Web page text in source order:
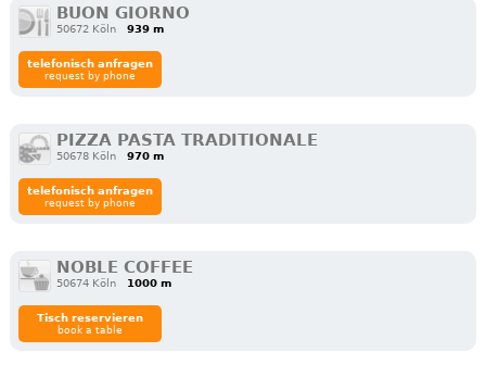
BUON GIORNO
50672 Köln 939 m
telefonisch anfragen
request by phone
PIZZA PASTA TRADITIONALE
50678 Köln 970 m
telefonisch anfragen
request by phone
NOBLE COFFEE
50674 Köln 1000 m
Tisch reservieren
book a table